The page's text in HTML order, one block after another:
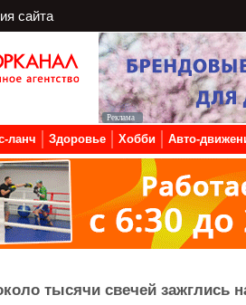
сайта
ланч Здоровье Хобби Авто-
тысячи свечей зажглись